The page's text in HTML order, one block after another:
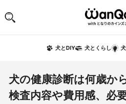
犬とDIY 犬とくらし
犬の健康診断は何歳か
検査内容や費用感、必